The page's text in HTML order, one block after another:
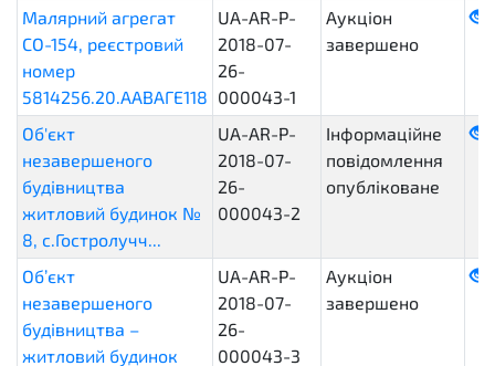
Малярний агрегат
СО-154, реєстровий
номер
5814256.20.ААВАГЕ118
UA-AR-P-
2018-07-
26-
000043-1
Аукціон
завершено
Об'єкт
незавершеного
будівництва
житловий будинок №
8, с.Гостролучч...
UA-AR-P-
2018-07-
26-
000043-2
Інформаційне
повідомлення
опубліковане
Об’єкт
незавершеного
будівництва –
житловий будинок
UA-AR-P-
2018-07-
26-
000043-3
Аукціон
завершено